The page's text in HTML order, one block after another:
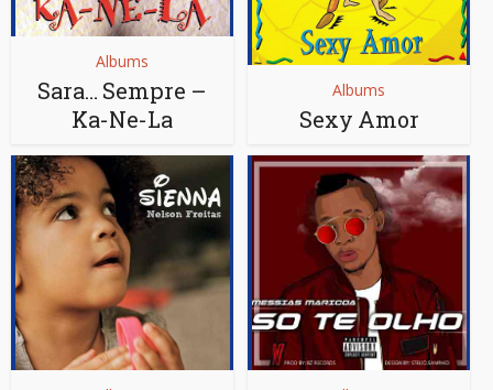
Albums
Sara… Sempre –
Ka-Ne-La
Albums
Sexy Amor